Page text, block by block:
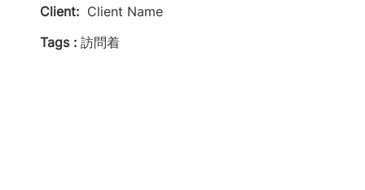
Client: Client Name
Tags : 訪問着